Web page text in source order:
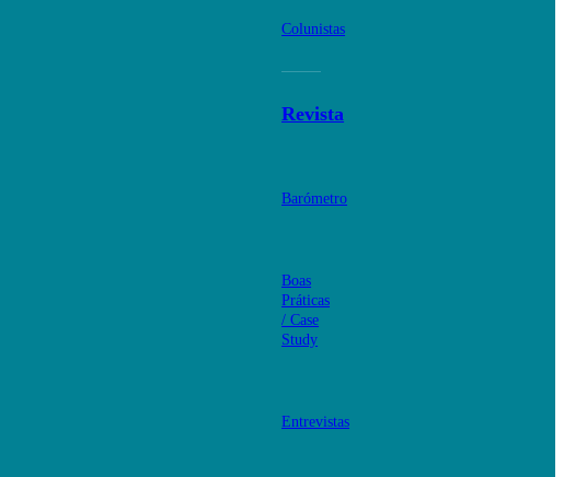
Colunistas
Revista
Barómetro
Boas
Práticas
/ Case
Study
Entrevistas